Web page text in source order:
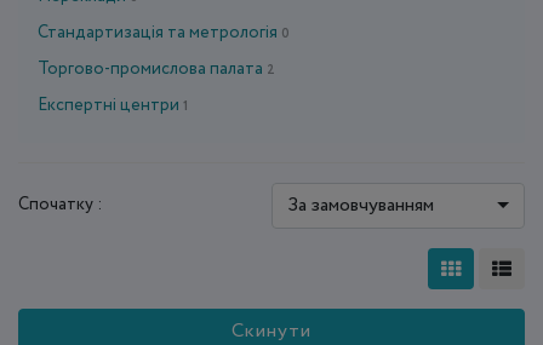
Стандартизація та метрологія 0
Торгово-промислова палата 2
Експертні центри 1
Спочатку : За замовчуванням
Скинути